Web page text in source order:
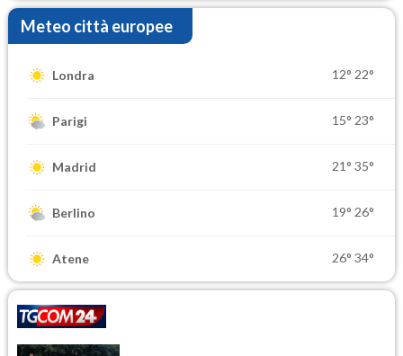
Meteo città europee
Londra 12° 22°
Parigi 15° 23°
Madrid 21° 35°
Berlino 19° 26°
Atene 26° 34°